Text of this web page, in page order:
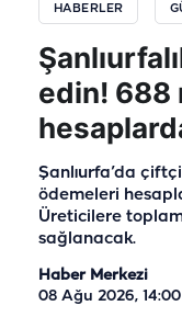
HABERLER
edin! 688
Şanlıurfa’da
ödemeleri
Üreticilere
sağlanacak.
Haber Merkezi
08 Ağu 2026, 14:00